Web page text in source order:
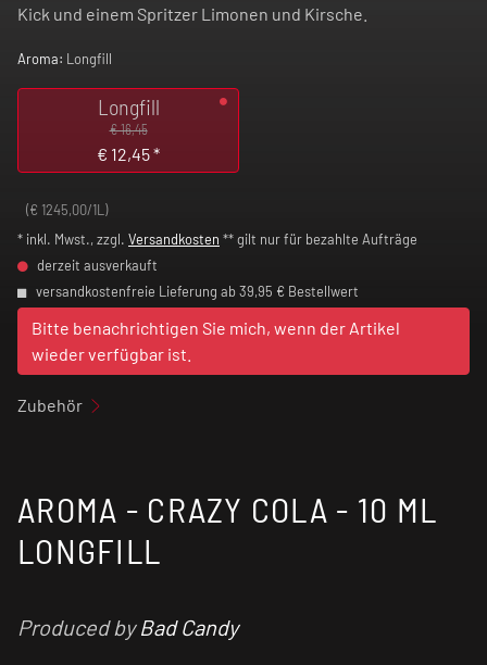
Kick und einem Spritzer Limonen und Kirsche.
Aroma: Longfill
Longfill
€ 16,45
€ 12,45*
(€ 1245,00/1L)
* inkl. Mwst., zzgl. Versandkosten ** gilt nur für bezahlte Aufträge
derzeit ausverkauft
versandkostenfreie Lieferung ab 39,95 € Bestellwert
Bitte benachrichtigen Sie mich, wenn der Artikel
wieder verfügbar ist.
Zubehör
AROMA - CRAZY COLA - 10 ML
LONGFILL
Produced byBad Candy